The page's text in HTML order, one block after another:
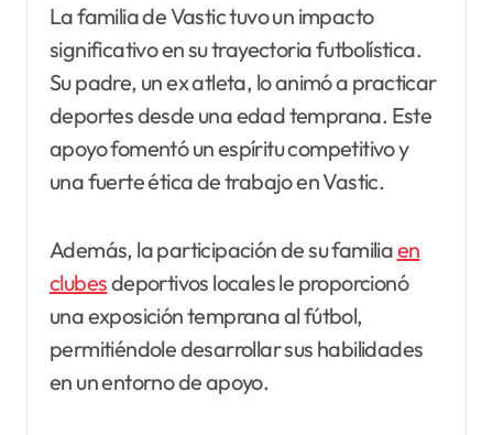
La familia de Vastic tuvo un impacto
significativo en su trayectoria futbolística.
Su padre, un ex atleta, lo animó a practicar
deportes desde una edad temprana. Este
apoyo fomentó un espíritu competitivo y
una fuerte ética de trabajo en Vastic.
Además, la participación de su familiaen
clubesdeportivos locales le proporcionó
una exposición temprana al fútbol,
permitiéndole desarrollar sus habilidades
en un entorno de apoyo.